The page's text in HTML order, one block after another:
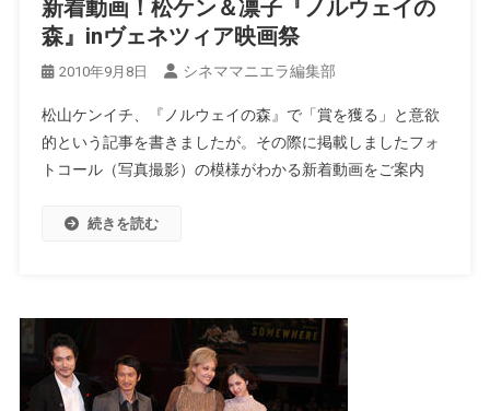
新着動画！松ケン＆凛子『ノルウェイの
森』inヴェネツィア映画祭
2010年9月8日 シネママニエラ編集部
松山ケンイチ、『ノルウェイの森』で「賞を獲る」と意欲
的という記事を書きましたが。その際に掲載しましたフォ
トコール（写真撮影）の模様がわかる新着動画をご案内
続きを読む